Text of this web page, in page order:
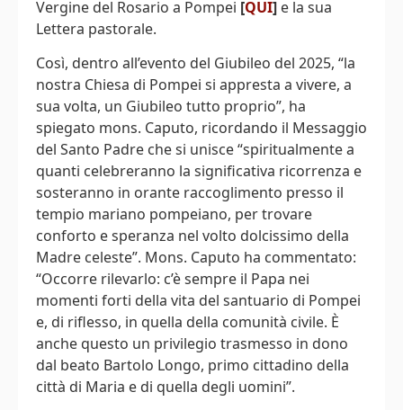
Vergine del Rosario a Pompei [QUI] e la sua
Lettera pastorale.
Così, dentro all’evento del Giubileo del 2025, “la
nostra Chiesa di Pompei si appresta a vivere, a
sua volta, un Giubileo tutto proprio”, ha
spiegato mons. Caputo, ricordando il Messaggio
del Santo Padre che si unisce “spiritualmente a
quanti celebreranno la significativa ricorrenza e
sosteranno in orante raccoglimento presso il
tempio mariano pompeiano, per trovare
conforto e speranza nel volto dolcissimo della
Madre celeste”. Mons. Caputo ha commentato:
“Occorre rilevarlo: c’è sempre il Papa nei
momenti forti della vita del santuario di Pompei
e, di riflesso, in quella della comunità civile. È
anche questo un privilegio trasmesso in dono
dal beato Bartolo Longo, primo cittadino della
città di Maria e di quella degli uomini”.